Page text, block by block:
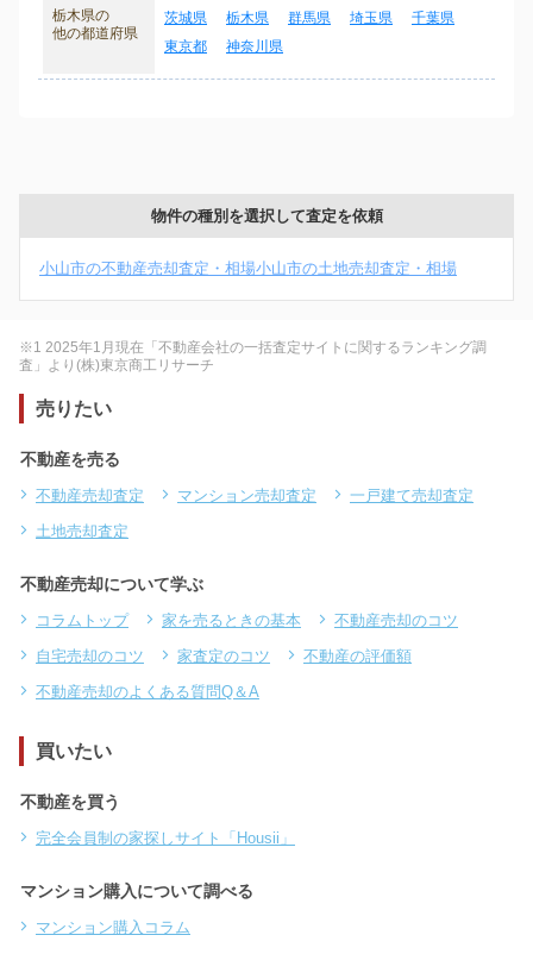
栃木県の
他の都道府県
茨城県 栃木県 群馬県 埼玉県
千葉県
東京都
神奈川県
物件の種別を選択して査定を依頼
小山市の不動産売却査定・相場小山市の土地売却査定・相場
※1 2025年1月現在「不動産会社の一括査定サイトに関するランキング調
査」より(株)東京商工リサーチ
売りたい
不動産を売る
不動産売却査定 マンション売却査定
一戸建て売却査定
土地売却査定
不動産売却について学ぶ
コラムトップ 家を売るときの基本
不動産売却のコツ
自宅売却のコツ
家査定のコツ
不動産の評価額
不動産売却のよくある質問Q＆A
買いたい
不動産を買う
完全会員制の家探しサイト「Housii」
マンション購入について調べる
マンション購入コラム